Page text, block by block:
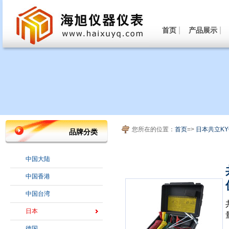
首页 产品展示
品牌分类
中国大陆
中国香港
中国台湾
日本
您所在的位置： 首页=> 日本共立